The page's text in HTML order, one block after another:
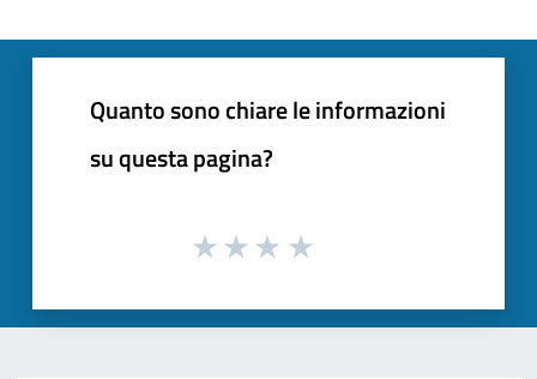
Quanto sono chiare le informazioni
su questa pagina?